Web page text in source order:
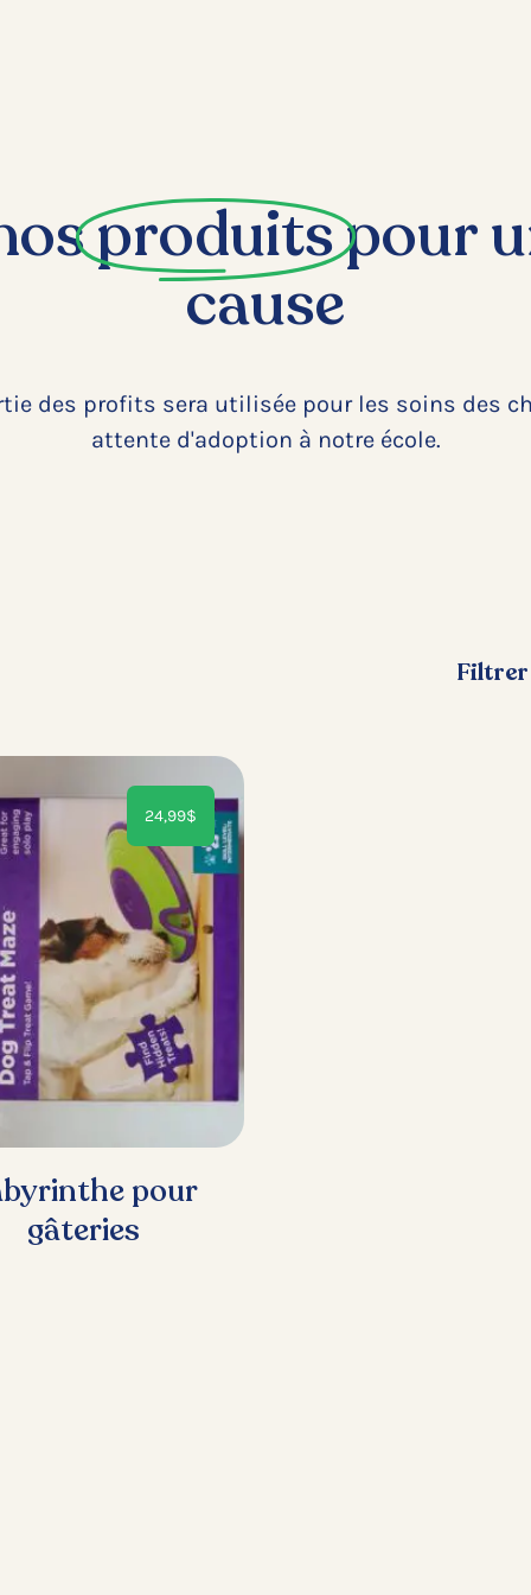
produitspour
cause
des profits sera utilisée pour les soins des
attente d'adoption à notre école.
24,99$
pour
gâteries